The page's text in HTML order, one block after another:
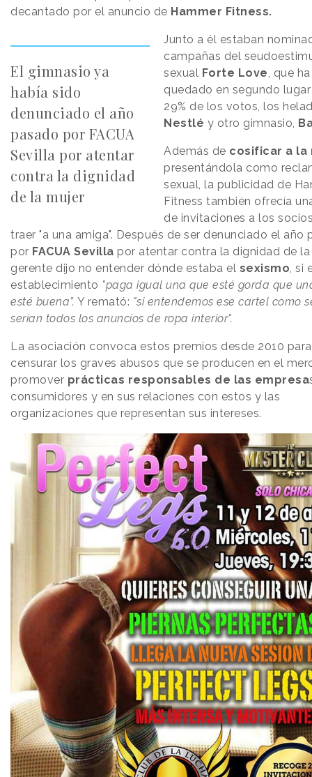
decantado por el anuncio de Hammer Fitness.
El gimnasio ya
había sido
denunciado el año
pasado por FACUA
Sevilla por atentar
contra la dignidad
de la mujer
Junto a él estaban
campañas del
sexual Forte Love , que ha
quedado en segundo
29% de los votos, los
Nestlé y otro gimnasio,
Además de cosificar a la
presentándola como
sexual, la publicidad de
Fitness también ofrecía
de invitaciones a los
traer "a una amiga". Después de ser denunciado el año
por FACUA Sevilla por atentar contra la dignidad de la
gerente dijo no entender dónde estaba el sexismo , si
establecimiento "paga igual una que esté gorda que
esté buena”. Y remató: "si entendemos ese cartel como
serían todos los anuncios de ropa interior".
La asociación convoca estos premios desde 2010 para
censurar los graves abusos que se producen en el
promover prácticas responsables de las empresa
consumidores y en sus relaciones con estos y las
organizaciones que representan sus intereses.